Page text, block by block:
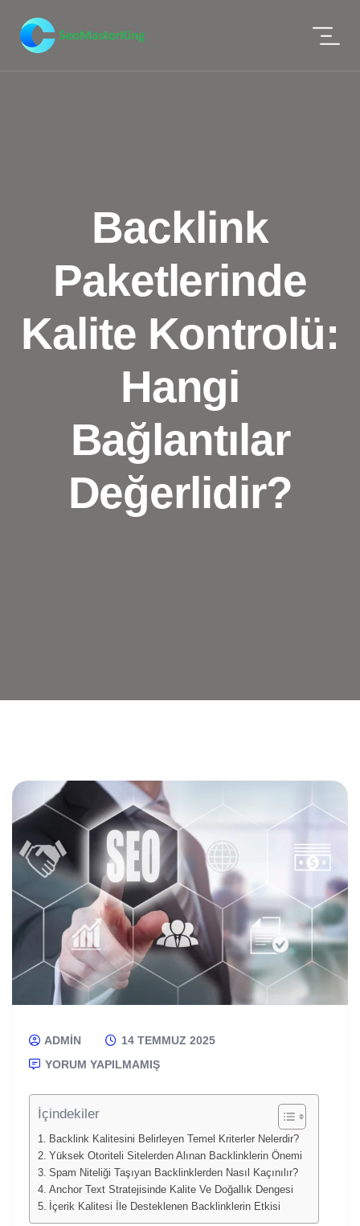
Backlink
Paketlerinde
Kalite Kontrolü:
Hangi
Bağlantılar
Değerlidir?
ADMIN
14 TEMMUZ 2025
YORUM YAPILMAMIŞ
İçindekiler
Backlink Kalitesini Belirleyen Temel Kriterler Nelerdir?
Yüksek Otoriteli Sitelerden Alınan Backlinklerin Önemi
Spam Niteliği Taşıyan Backlinklerden Nasıl Kaçınılır?
Anchor Text Stratejisinde Kalite Ve Doğallık Dengesi
İçerik Kalitesi İle Desteklenen Backlinklerin Etkisi